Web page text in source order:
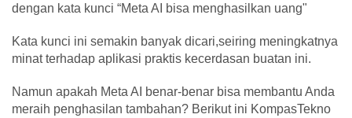
dengan kata kunci “Meta AI bisa menghasilkan uang"
Kata kunci ini semakin banyak dicari,seiring meningkatnya
minat terhadap aplikasi praktis kecerdasan buatan ini.
Namun apakah Meta AI benar-benar bisa membantu Anda
meraih penghasilan tambahan? Berikut ini KompasTekno